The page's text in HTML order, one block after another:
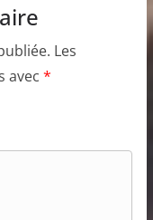
Les
avec *